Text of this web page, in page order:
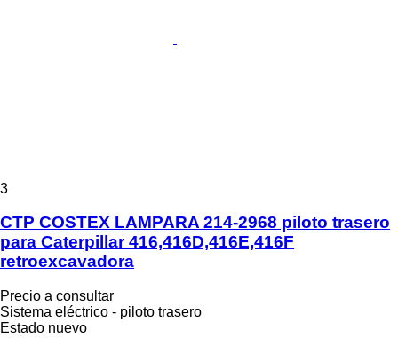
3
CTP COSTEX LAMPARA 214-2968 piloto trasero
para Caterpillar 416,416D,416E,416F
retroexcavadora
Precio a consultar
Sistema eléctrico - piloto trasero
Estado nuevo